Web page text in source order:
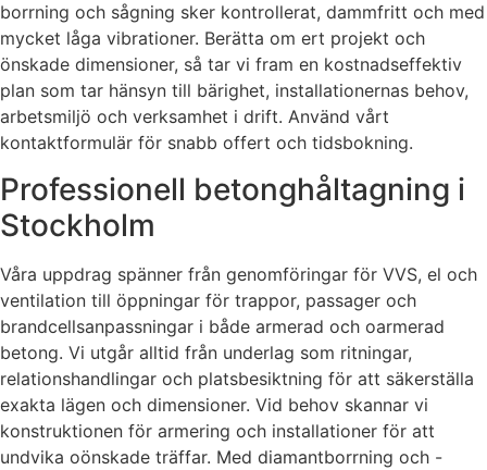
borrning och sågning sker kontrollerat, dammfritt och med
mycket låga vibrationer. Berätta om ert projekt och
önskade dimensioner, så tar vi fram en kostnadseffektiv
plan som tar hänsyn till bärighet, installationernas behov,
arbetsmiljö och verksamhet i drift. Använd vårt
kontaktformulär för snabb offert och tidsbokning.
Professionell betonghåltagning i
Stockholm
Våra uppdrag spänner från genomföringar för VVS, el och
ventilation till öppningar för trappor, passager och
brandcellsanpassningar i både armerad och oarmerad
betong. Vi utgår alltid från underlag som ritningar,
relationshandlingar och platsbesiktning för att säkerställa
exakta lägen och dimensioner. Vid behov skannar vi
konstruktionen för armering och installationer för att
undvika oönskade träffar. Med diamantborrning och -